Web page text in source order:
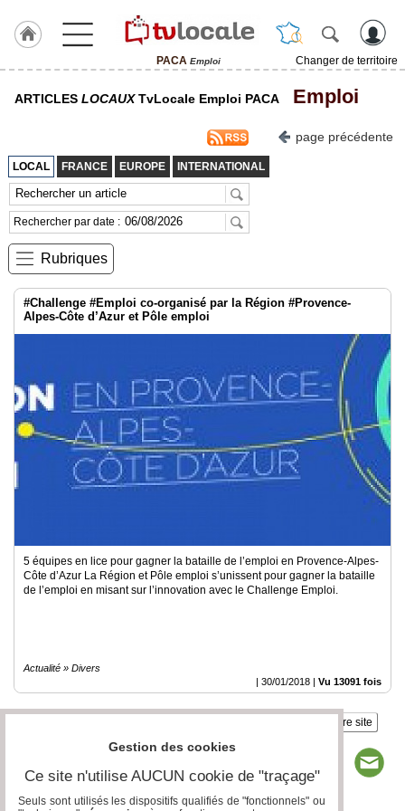
PACA Emploi
Changer de territoire
PACA
TvLocale
France
Accueil
RUBRIQUES
Agenda
Vidéos
Médias
groupe
Inscription
annuaire
ARTICLES LOCAUXTvLocale Emploi PACA Emploi
page précédente
LOCAL FRANCE EUROPE INTERNATIONAL
Rechercher par date :
Rubriques
#Challenge #Emploi co-organisé par la Région #Provence-
Alpes-Côte d’Azur et Pôle emploi
5 équipes en lice pour gagner la bataille de l’emploi en Provence-Alpes-
Côte d’Azur La Région et Pôle emploi s’unissent pour gagner la bataille
de l’emploi en misant sur l’innovation avec le Challenge Emploi.
Actualité » Divers
| 30/01/2018 | Vu 13091 fois
Insérez sur votre site
Gestion des cookies
Ce site n'utilise AUCUN cookie de "traçage"
Seuls sont utilisés les dispositifs qualifiés de "fonctionnels" ou